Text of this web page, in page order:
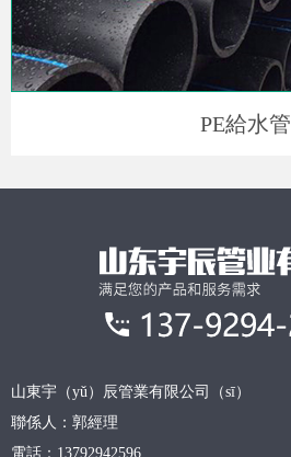
PE給水管
山東宇（yǔ）辰管業有限公司（sī）
聯係人：郭經理
電話：13792942596